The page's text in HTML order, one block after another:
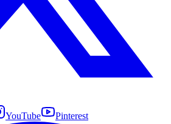
YouTube Pinterest